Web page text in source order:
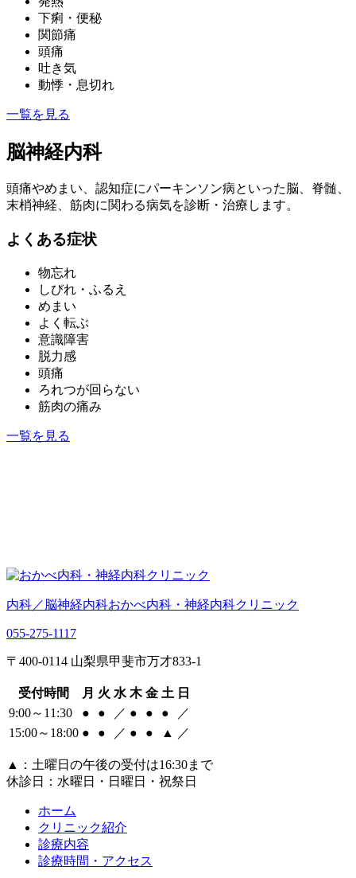
下痢・便秘
関節痛
頭痛
吐き気
動悸・息切れ
一覧を見る
脳神経内科
頭痛やめまい、認知症にパーキンソン病といった脳、脊髄、
末梢神経、筋肉に関わる病気を診断・治療します。
よくある症状
物忘れ
しびれ・ふるえ
めまい
よく転ぶ
意識障害
脱力感
頭痛
ろれつが回らない
筋肉の痛み
一覧を見る
内科／脳神経内科おかべ内科・神経内科クリニック
055-275-1117
〒400-0114 山梨県甲斐市万才833-1
受付時間 月 火 水 木 金 土 日
9:00～11:30
● ● ／ ● ● ●
／
15:00～18:00 ● ● ／ ● ● ▲ ／
▲
：土曜日の午後の受付は16:30まで
休診日：水曜日・日曜日・祝祭日
ホーム
クリニック紹介
診療内容
診療時間・アクセス